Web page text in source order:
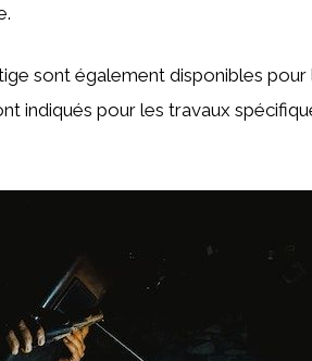
sont également disponibles pour
indiqués pour les travaux